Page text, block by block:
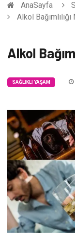
AnaSayfa
Alkol Bağımlılığı
Alkol
SAĞLIKLI YAŞAM